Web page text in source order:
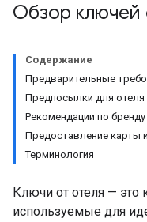
Обзор ключей
Содержание
Предварительные
Предпосылки для отеля
Рекомендации по бренду
Предоставление карты
Терминология
Ключи от отеля — это
используемые для